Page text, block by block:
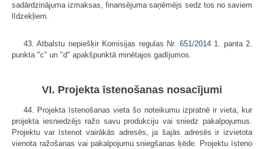
sadārdzinājuma izmaksas, finansējuma saņēmējs sedz tos no saviem
līdzekļiem.
43. Atbalstu nepiešķir Komisijas regulas Nr. 651/20141. panta 2.
punkta "c" un "d" apakšpunktā minētajos gadījumos.
VI. Projekta īstenošanas nosacījumi
44. Projekta īstenošanas vieta šo noteikumu izpratnē ir vieta, kur
projekta iesniedzējs ražo savu produkciju vai sniedz pakalpojumus.
Projektu var īstenot vairākās adresēs, ja šajās adresēs ir izvietota
vienota ražošanas vai pakalpojumu sniegšanas ķēde. Projektu īsteno